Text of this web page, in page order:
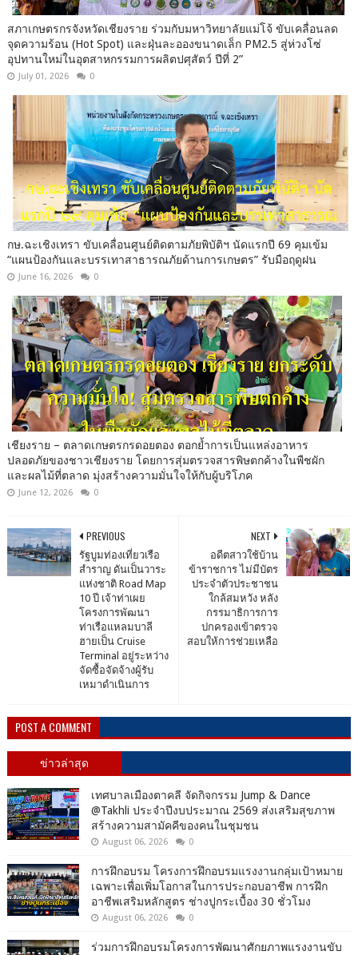
สภาเกษตรกรจังหวัดเชียงราย ร่วมกับมหาวิทยาลัยแม่โจ้ ขับเคลื่อนลด
จุดความร้อน (Hot Spot) และฝุ่นละอองขนาดเล็ก PM2.5 สู่ห่วงโซ่
อุปทานใหม่ในอุตสาหกรรมการผลิตปศุสัตว์ ปีที่ 2”
July 01, 2026 0
กษ.ฉะเชิงเทรา ขับเคลื่อนศูนย์ติดตามภัยพิบัติฯ นัดแรกปี 69 คุมเข้ม
“แผนป้องกันและบรรเทาสาธารณภัยด้านการเกษตร” รับมือฤดูฝน
June 16, 2026 0
เชียงราย – ตลาดเกษตรกรดอยตอง ตอกย้ำการเป็นแหล่งอาหาร
ปลอดภัยของชาวเชียงราย โดยการสุ่มตรวจสารพิษตกค้างในพืชผัก
และผลไม้ที่ตลาด มุ่งสร้างความมั่นใจให้กับผู้บริโภค
June 12, 2026 0
NEXT
อดีตสาวใช้บ้าน
ข้าราชการ​ ไม่มีบัตร
ประจำตัวประชาชน
ใกล้สมหวัง หลัง
กรรมาธิการการ
ปกครองเข้าตรวจ
สอบให้การช่วยเหลือ
PREVIOUS
รัฐบูมท่องเที่ยวเรือ
สำราญ ดันเป็นวาระ
แห่งชาติ Road Map
10 ปี เจ้าท่าเผย
โครงการพัฒนา
ท่าเรือแหลมบาลี
ฮายเป็น Cruise
Terminal อยู่ระหว่าง
จัดซื้อจัดจ้างผู้รับ
เหมาดำเนินการ
POST A COMMENT
ข่าวล่าสุด
เทศบาลเมืองตาคลี จัดกิจกรรม Jump & Dance
@Takhli ประจำปีงบประมาณ 2569 ส่งเสริมสุขภาพ
สร้างความสามัคคีของคนในชุมชน
August 06, 2026 0
การฝึกอบรม โครงการฝึกอบรมแรงงานกลุ่มเป้าหมาย
เฉพาะเพื่อเพิ่มโอกาสในการประกอบอาชีพ การฝึก
อาชีพเสริมหลักสูตร ช่างปูกระเบื้อง 30 ชั่วโมง
August 06, 2026 0
ร่วมการฝึกอบรมโครงการพัฒนาศักยภาพแรงงานขับ